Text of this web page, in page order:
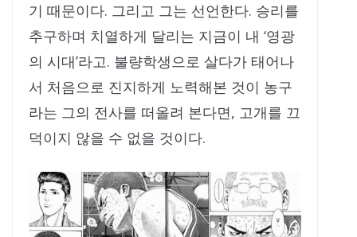
기 때문이다. 그리고 그는 선언한다. 승리를
추구하며 치열하게 달리는 지금이 내 ‘영광
의 시대’라고. 불량학생으로 살다가 태어나
서 처음으로 진지하게 노력해본 것이 농구
라는 그의 전사를 떠올려 본다면, 고개를 끄
덕이지 않을 수 없을 것이다.